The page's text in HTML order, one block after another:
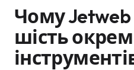
Чому
шість